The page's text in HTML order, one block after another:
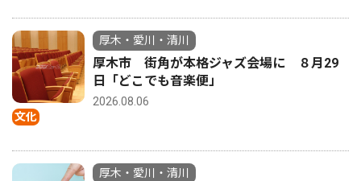
文化
厚木・愛川・清川
厚木市 街角が本格ジャズ会場に ８月29
日「どこでも音楽便」
2026.08.06
厚木・愛川・清川